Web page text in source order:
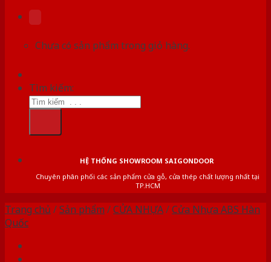
Chưa có sản phẩm trong giỏ hàng.
Tìm kiếm:
HỆ THỐNG SHOWROOM SAIGONDOOR
Chuyên phân phối các sản phẩm cửa gỗ, cửa thép chất lượng nhất tại
TP.HCM
Trang chủ /Sản phẩm /CỬA NHỰA/Cửa Nhựa ABS Hàn
Quốc